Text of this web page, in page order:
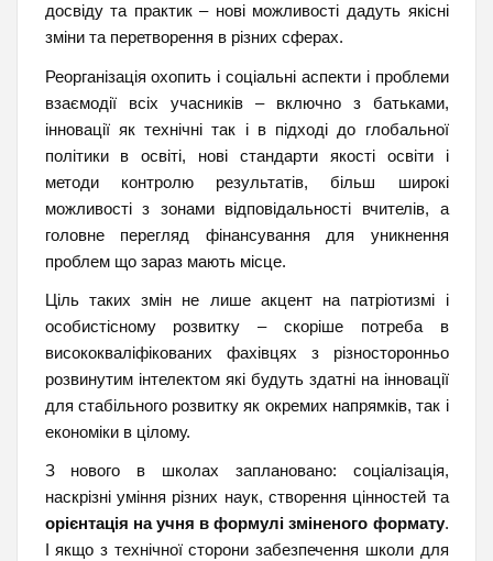
досвіду та практик – нові можливості дадуть якісні
зміни та перетворення в різних сферах.
Реорганізація охопить і соціальні аспекти і проблеми
взаємодії всіх учасників – включно з батьками,
інновації як технічні так і в підході до глобальної
політики в освіті, нові стандарти якості освіти і
методи контролю результатів, більш широкі
можливості з зонами відповідальності вчителів, а
головне перегляд фінансування для уникнення
проблем що зараз мають місце.
Ціль таких змін не лише акцент на патріотизмі і
особистісному розвитку – скоріше потреба в
висококваліфікованих фахівцях з різносторонньо
розвинутим інтелектом які будуть здатні на інновації
для стабільного розвитку як окремих напрямків, так і
економіки в цілому.
З нового в школах заплановано: соціалізація,
наскрізні уміння різних наук, створення цінностей та
орієнтація на учня в формулі зміненого формату.
І якщо з технічної сторони забезпечення школи для